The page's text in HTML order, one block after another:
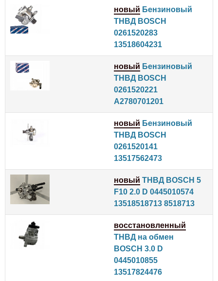
новый Бензиновый
ТНВД BOSCH
0261520283
13518604231
новый Бензиновый
ТНВД BOSCH
0261520221
A2780701201
новый Бензиновый
ТНВД BOSCH
0261520141
13517562473
новый ТНВД BOSCH 5
F10 2.0 D 0445010574
13518518713 8518713
восстановленный
ТНВД на обмен
BOSCH 3.0 D
0445010855
13517824476